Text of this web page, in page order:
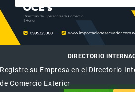
DIRECTORIO
Registre su Empresa en el Directorio
de Comercio Exterior